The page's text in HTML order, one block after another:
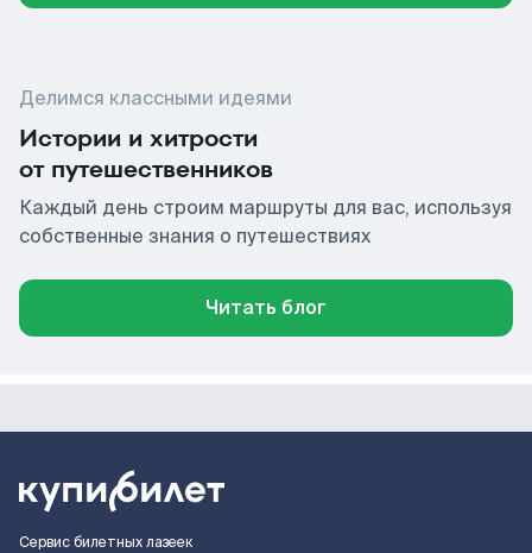
Делимся классными идеями
Истории и хитрости
от путешественников
Каждый день строим маршруты для вас, используя
собственные знания о путешествиях
Читать блог
Сервис билетных лазеек